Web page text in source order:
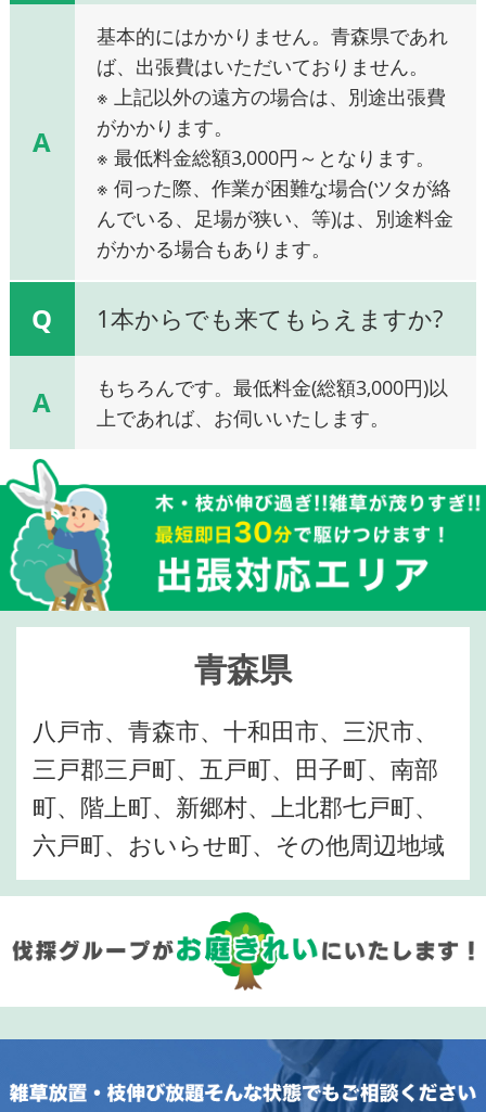
A
基本的にはかかりません。青森県であれ
ば、出張費はいただいておりません。
※ 上記以外の遠方の場合は、別途出張費
がかかります。
※ 最低料金総額3,000円～となります。
※ 伺った際、作業が困難な場合(ツタが絡
んでいる、足場が狭い、等)は、別途料金
がかかる場合もあります。
Q 1本からでも来てもらえますか?
A
もちろんです。最低料金(総額3,000円)以
上であれば、お伺いいたします。
青森県
八戸市、青森市、十和田市、三沢市、
三戸郡三戸町、五戸町、田子町、南部
町、階上町、新郷村、上北郡七戸町、
六戸町、おいらせ町、その他周辺地域